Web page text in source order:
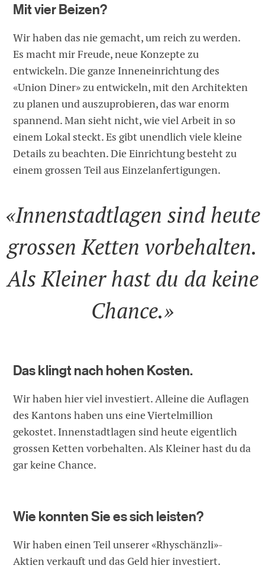
Mit vier Beizen?
Wir haben das nie gemacht, um reich zu werden.
Es macht mir Freude, neue Konzepte zu
entwickeln. Die ganze Inneneinrichtung des
«Union Diner» zu entwickeln, mit den Architekten
zu planen und auszuprobieren, das war enorm
spannend. Man sieht nicht, wie viel Arbeit in so
einem Lokal steckt. Es gibt unendlich viele kleine
Details zu beachten. Die Einrichtung besteht zu
einem grossen Teil aus Einzelanfertigungen.
«Innenstadtlagen sind heute
grossen Ketten vorbehalten.
Als Kleiner hast du da keine
Chance.»
Das klingt nach hohen Kosten.
Wir haben hier viel investiert. Alleine die Auflagen
des Kantons haben uns eine Viertelmillion
gekostet. Innenstadtlagen sind heute eigentlich
grossen Ketten vorbehalten. Als Kleiner hast du da
gar keine Chance.
Wie konnten Sie es sich leisten?
Wir haben einen Teil unserer «Rhyschänzli»-
Aktien verkauft und das Geld hier investiert.